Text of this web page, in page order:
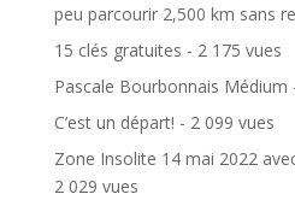
peu parcourir 2,500 km sans
15 clés gratuites - 2 175 vues
Pascale Bourbonnais Médium
C’est un départ! - 2 099 vues
Zone Insolite 14 mai 2022
2 029 vues